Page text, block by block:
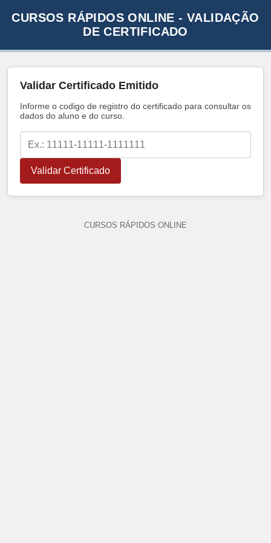
CURSOS RÁPIDOS ONLINE - VALIDAÇÃO
DE CERTIFICADO
Validar Certificado Emitido
Informe o codigo de registro do certificado para consultar os
dados do aluno e do curso.
Validar Certificado
CURSOS RÁPIDOS ONLINE